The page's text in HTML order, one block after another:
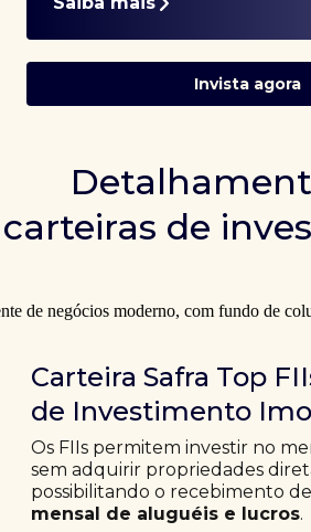
Invista agora
carteiras de
Carteira Safra Top
de Investimento
Os FIIs permitem investir no
sem adquirir propriedades
possibilitando o recebimento de
mensal de aluguéis e lucros.